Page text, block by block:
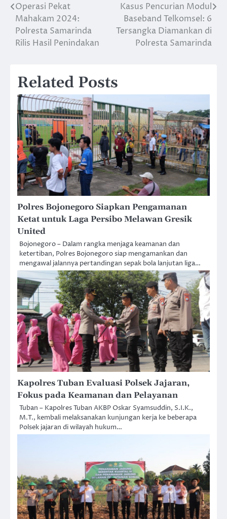
Navigasi
pos
Operasi Pekat
Mahakam 2024:
Polresta Samarinda
Rilis Hasil Penindakan
Kasus Pencurian Modul
Baseband Telkomsel: 6
Tersangka Diamankan di
Polresta Samarinda
Related Posts
Polres Bojonegoro Siapkan Pengamanan
Ketat untuk Laga Persibo Melawan Gresik
United
Bojonegoro – Dalam rangka menjaga keamanan dan
ketertiban, Polres Bojonegoro siap mengamankan dan
mengawal jalannya pertandingan sepak bola lanjutan liga…
Kapolres Tuban Evaluasi Polsek Jajaran,
Fokus pada Keamanan dan Pelayanan
Tuban – Kapolres Tuban AKBP Oskar Syamsuddin, S.I.K.,
M.T., kembali melaksanakan kunjungan kerja ke beberapa
Polsek jajaran di wilayah hukum…